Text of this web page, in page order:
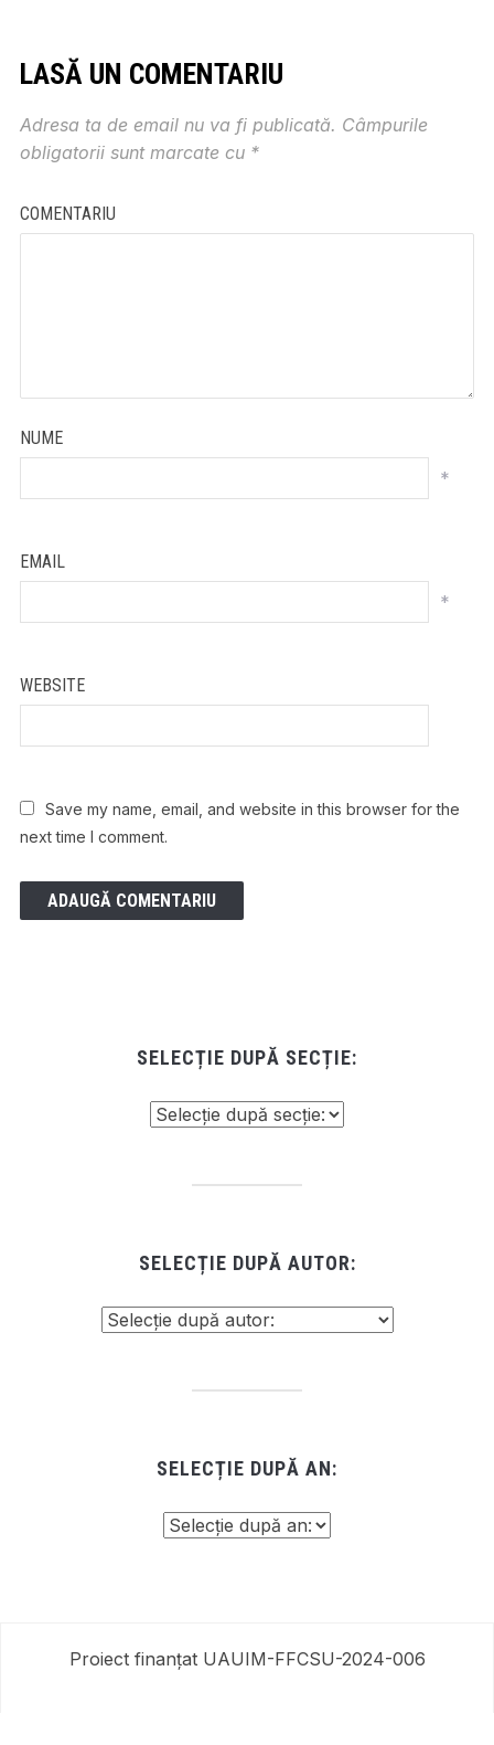
LASĂ UN COMENTARIU
Adresa ta de email nu va fi publicată. Câmpurile
obligatorii sunt marcate cu *
COMENTARIU
NUME
*
EMAIL
*
WEBSITE
Save my name, email, and website in this browser for the
next time I comment.
SELECȚIE DUPĂ SECȚIE:
SELECȚIE DUPĂ AUTOR:
SELECȚIE DUPĂ AN:
Proiect finanțat UAUIM-FFCSU-2024-006